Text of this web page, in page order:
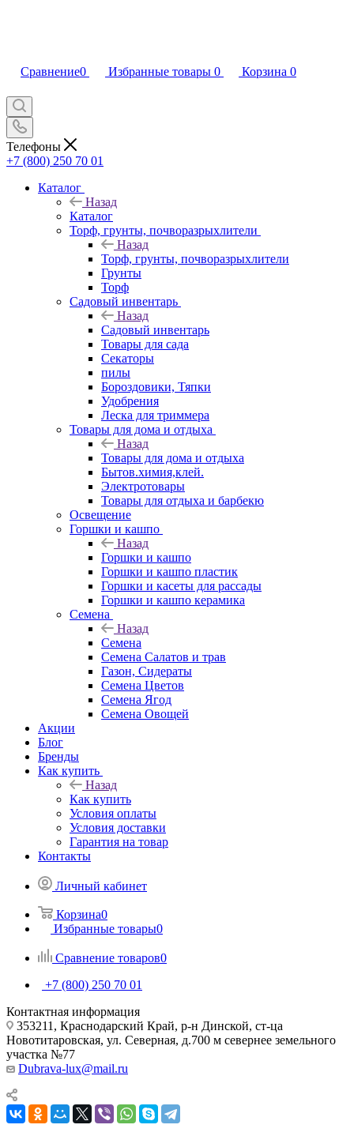
Сравнение0 Избранные товары 0 Корзина 0
Телефоны
+7 (800) 250 70 01
Каталог
Назад
Каталог
Торф, грунты, почворазрыхлители
Назад
Торф, грунты, почворазрыхлители
Грунты
Торф
Садовый инвентарь
Назад
Садовый инвентарь
Товары для сада
Секаторы
пилы
Бороздовики, Тяпки
Удобрения
Леска для триммера
Товары для дома и отдыха
Назад
Товары для дома и отдыха
Бытов.химия,клей.
Электротовары
Товары для отдыха и барбекю
Освещение
Горшки и кашпо
Назад
Горшки и кашпо
Горшки и кашпо пластик
Горшки и касеты для рассады
Горшки и кашпо керамика
Семена
Назад
Семена
Семена Салатов и трав
Газон, Сидераты
Семена Цветов
Семена Ягод
Семена Овощей
Акции
Блог
Бренды
Как купить
Назад
Как купить
Условия оплаты
Условия доставки
Гарантия на товар
Контакты
Личный кабинет
Корзина0
Избранные товары0
Сравнение товаров0
+7 (800) 250 70 01
Контактная информация
353211, Краснодарский Край, р-н Динской, ст-ца
Новотитаровская, ул. Северная, д.700 м севернее земельного
участка №77
Dubrava-lux@mail.ru